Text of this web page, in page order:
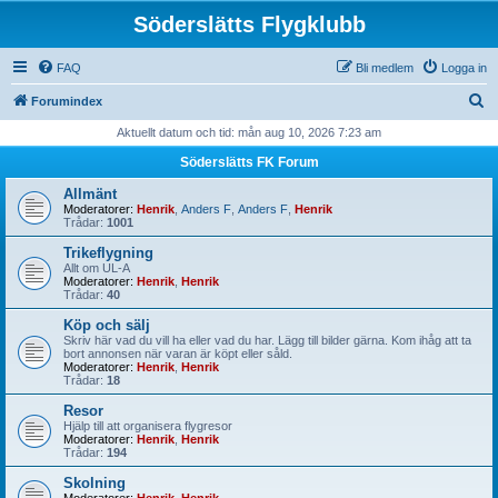
Söderslätts Flygklubb
FAQ Logga in
Bli medlem
Forumindex
Aktuellt datum och tid: mån aug 10, 2026 7:23 am
Söderslätts FK Forum
Allmänt
Moderatorer: Henrik Anders F Anders F Henrik
Trådar: 1001
Trikeflygning
Allt om UL-A
Moderatorer: Henrik Henrik
Trådar: 40
Köp och sälj
Skriv här vad du vill ha eller vad du har. Lägg till bilder gärna. Kom ihåg att ta
bort annonsen när varan är köpt eller såld.
Moderatorer: Henrik Henrik
Trådar: 18
Resor
Hjälp till att organisera flygresor
Moderatorer: Henrik Henrik
Trådar: 194
Skolning